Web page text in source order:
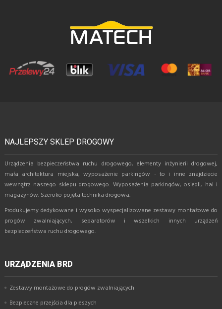
NAJLEPSZY SKLEP DROGOWY
Urządzenia bezpieczeństwa ruchu drogowego, elementy inżynierii drogowej,
mała architektura miejska, wyposażenie parkingów - to i inne znajdziecie
wewnątrz naszego sklepu drogowego. Wyposażenia parkingów, osiedli, hal i
magazynów. Szeroko pojęta technika drogowa.
Produkujemy dedykowane i wysoko wyspecjalizowane zestawy montażowe do
progów zwalniających, separatorów i wszelkich innych urządzeń
bezpieczeństwa ruchu drogowego.
URZĄDZENIA BRD
Zestawy montażowe do progów zwalniających
Bezpieczne przejścia dla pieszych